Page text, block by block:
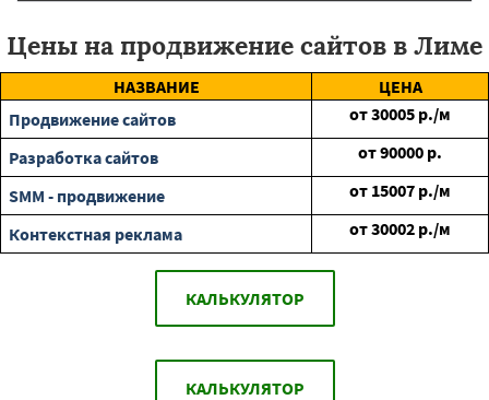
Цены на продвижение сайтов в Лиме
НАЗВАНИЕ
ЦЕНА
Продвижение сайтов
от30005 р./м
Разработка сайтов
от90000 р.
SMM - продвижение
от 15007 р./м
Контекстная реклама
от30002 р./м
КАЛЬКУЛЯТОР
КАЛЬКУЛЯТОР